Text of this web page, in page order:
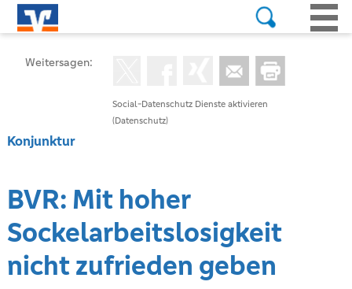
Social-Datenschutz Dienste aktivieren
(Datenschutz)
Weitersagen:
Konjunktur
BVR: Mit hoher
Sockelarbeitslosigkeit
nicht zufrieden geben